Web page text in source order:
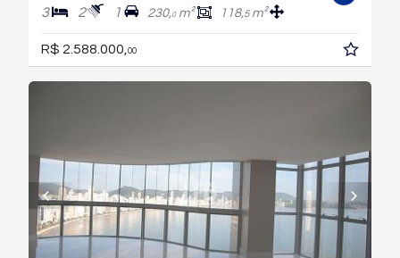
3 2 1 230,0m² 118,5m²
R$ 2.588.000,00